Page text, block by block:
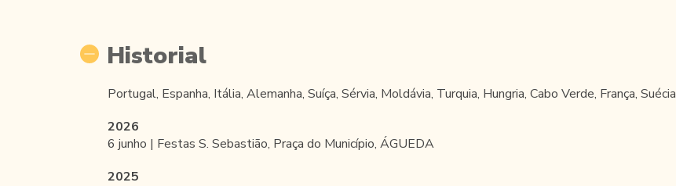
Historial
Portugal, Espanha, Itália, Alemanha, Suíça, Sérvia, Moldávia, Turquia, Hungria, Cabo Verde, França, Suécia
2026
6 junho | Festas S. Sebastião, Praça do Município, ÁGUEDA
2025